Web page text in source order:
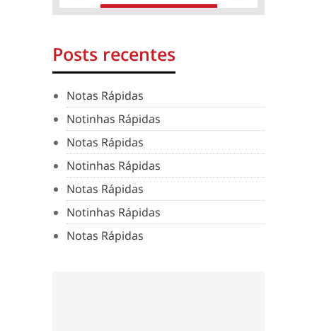
Posts recentes
Notas Rápidas
Notinhas Rápidas
Notas Rápidas
Notinhas Rápidas
Notas Rápidas
Notinhas Rápidas
Notas Rápidas